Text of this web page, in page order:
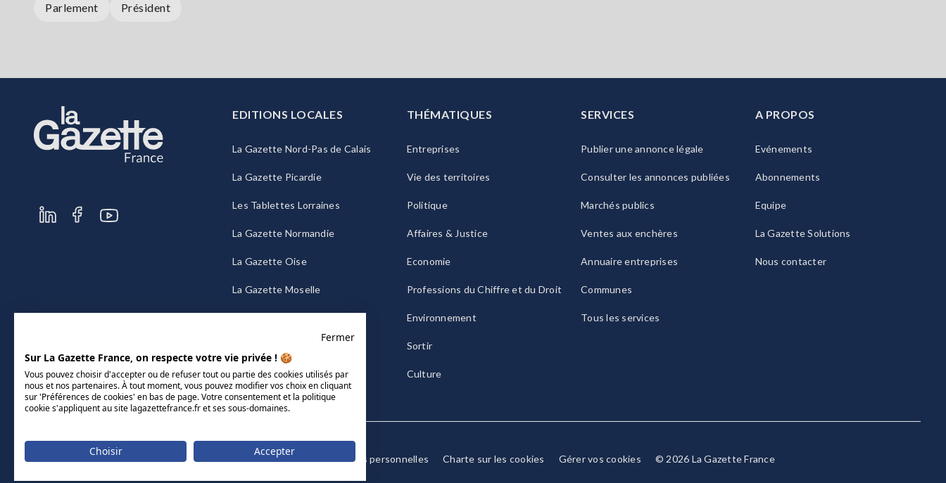
Parlement Président
EDITIONS LOCALES
La Gazette Nord-Pas de Calais
La Gazette Picardie
Les Tablettes Lorraines
La Gazette Normandie
La Gazette Oise
La Gazette Moselle
THÉMATIQUES
Entreprises
Vie des territoires
Politique
Affaires & Justice
Economie
Professions du Chiffre et du Droit
Environnement
Sortir
Culture
SERVICES
Publier une annonce légale
Consulter les annonces publiées
Marchés publics
Ventes aux enchères
Annuaire entreprises
Communes
Tous les services
A PROPOS
Evénements
Abonnements
Equipe
La Gazette Solutions
Nous contacter
Mentions légales CGU/CGV Données personnelles Charte sur les cookies Gérer vos cookies © 2026 La Gazette France
Fermer
Sur La Gazette France, on respecte votre vie privée ! 🍪
Vous pouvez choisir d'accepter ou de refuser tout ou partie des cookies utilisés par
nous et nos partenaires. À tout moment, vous pouvez modifier vos choix en cliquant
sur 'Préférences de cookies' en bas de page. Votre consentement et la politique
cookie s'appliquent au site lagazettefrance.fr et ses sous-domaines.
Choisir Accepter